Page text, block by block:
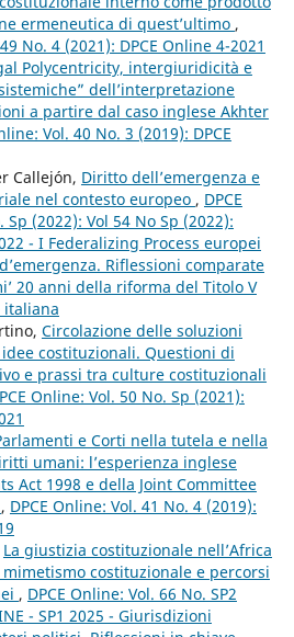
ermeneutica di quest’ultimo ,
No. 4 (2021): DPCE Online 4-2021
Polycentricity, intergiuridicità e
dell’interpretazione
a partire dal caso inglese Akhter
Vol. 40 No. 3 (2019): DPCE
Callejón, Diritto dell’emergenza e
nel contesto europeo , DPCE
(2022): Vol 54 No Sp (2022):
- I Federalizing Process europei
Riflessioni comparate
20 anni della riforma del Titolo V
italiana
Circolazione delle soluzioni
costituzionali. Questioni di
e prassi tra culture costituzionali
Online: Vol. 50 No. Sp (2021):
e Corti nella tutela e nella
umani: l’esperienza inglese
Act 1998 e della Joint Committee
, DPCE Online: Vol. 41 No. 4 (2019):
La giustizia costituzionale nell’Africa
costituzionale e percorsi
, DPCE Online: Vol. 66 No. SP2
- SP1 2025 - Giurisdizioni